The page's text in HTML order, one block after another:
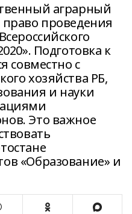
аграрный
проведения
Подготовка к
совместно с
хозяйства РБ,
и науки
Это важное
«Образование» и